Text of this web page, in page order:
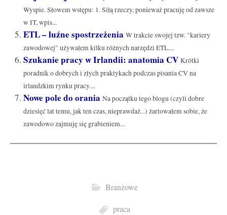
Wyspie. Słowem wstępu: 1. Siłą rzeczy, ponieważ pracuję od zawsze
w IT, wpis...
ETL – luźne spostrzeżenia W trakcie swojej tzw. "kariery
zawodowej" używałem kilku różnych narzędzi ETL....
Szukanie pracy w Irlandii: anatomia CV Krótki
poradnik o dobrych i złych praktykach podczas pisania CV na
irlandzkim rynku pracy....
Nowe pole do orania Na początku tego blogu (czyli dobre
dziesięć lat temu, jak ten czas, nieprawdaż...) żartowałem sobie, że
zawodowo zajmuję się grabieniem...
Branżowe
praca